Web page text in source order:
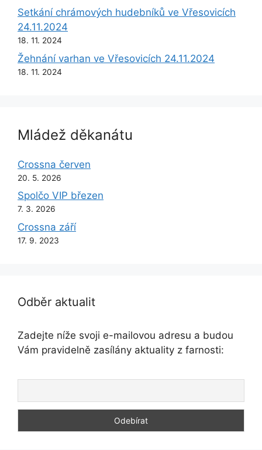
Setkání chrámových hudebníků ve Vřesovicích
24.11.2024
18. 11. 2024
Žehnání varhan ve Vřesovicích 24.11.2024
18. 11. 2024
Mládež děkanátu
Crossna červen
20. 5. 2026
Spolčo VIP březen
7. 3. 2026
Crossna září
17. 9. 2023
Odběr aktualit
Zadejte níže svoji e-mailovou adresu a budou
Vám pravidelně zasílány aktuality z farnosti: